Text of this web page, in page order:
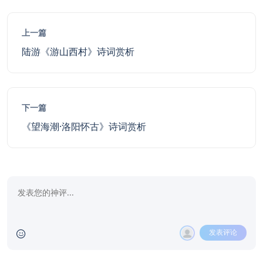
上一篇
陆游《游山西村》诗词赏析
下一篇
《望海潮·洛阳怀古》诗词赏析
发表评论